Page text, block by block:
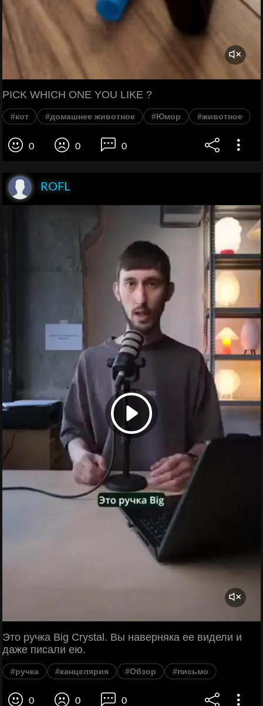
PICK WHICH ONE YOU LIKE ?
#кот #домашнее животное #Юмор #животное
0 0 0
ROFL
Это ручка Big Crystal. Вы наверняка ее видели и
даже писали ею.
#ручка #канцелярия #Обзор #письмо
0 0 0